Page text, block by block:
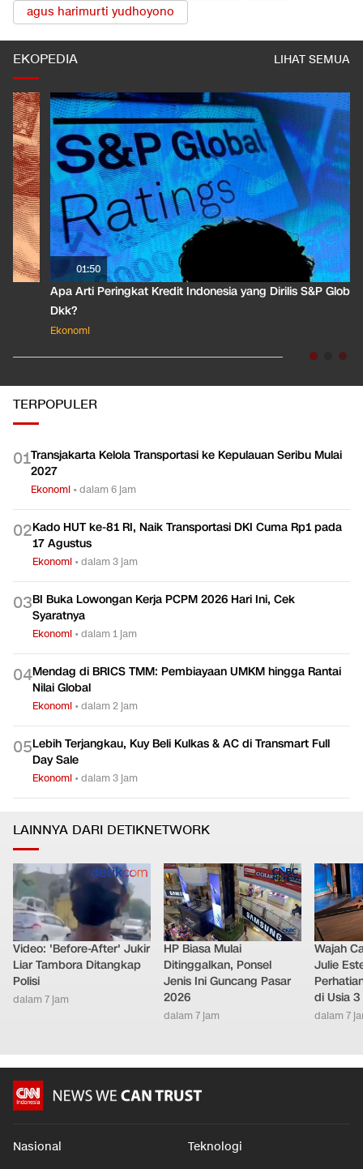
agus harimurti yudhoyono
EKOPEDIA LIHAT SEMUA
01:50
Apa Arti Peringkat Kredit Indonesia yang Dirilis S&P Global
Ekonomi
TERPOPULER
01Transjakarta Kelola Transportasi ke Kepulauan Seribu Mulai
2027
Ekonomi •dalam 6 jam
02Kado HUT ke-81 RI, Naik Transportasi DKI Cuma Rp1 pada
17 Agustus
Ekonomi •dalam 3 jam
03BI Buka Lowongan Kerja PCPM 2026 Hari Ini, Cek
Syaratnya
Ekonomi •dalam 1 jam
04Mendag di BRICS TMM: Pembiayaan UMKM hingga Rantai
Nilai Global
Ekonomi •dalam 2 jam
05Lebih Terjangkau, Kuy Beli Kulkas & AC di Transmart Full
Day Sale
Ekonomi •dalam 3 jam
LAINNYA DARI DETIKNETWORK
Video: 'Before-After' Jukir
Liar Tambora Ditangkap
Polisi
dalam 7 jam
HP Biasa Mulai
Ditinggalkan, Ponsel
Jenis Ini Guncang Pasar
2026
dalam 7 jam
Wajah
Julie
di Usia 3
dalam 7
Nasional Teknologi